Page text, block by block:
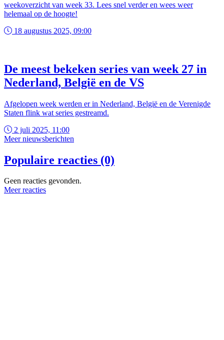
weekoverzicht van week 33. Lees snel verder en wees weer
helemaal op de hoogte!
18 augustus 2025, 09:00
De meest bekeken series van week 27 in
Nederland, België en de VS
Afgelopen week werden er in Nederland, België en de Verenigde
Staten flink wat series gestreamd.
2 juli 2025, 11:00
Meer nieuwsberichten
Populaire reacties (0)
Geen reacties gevonden.
Meer reacties